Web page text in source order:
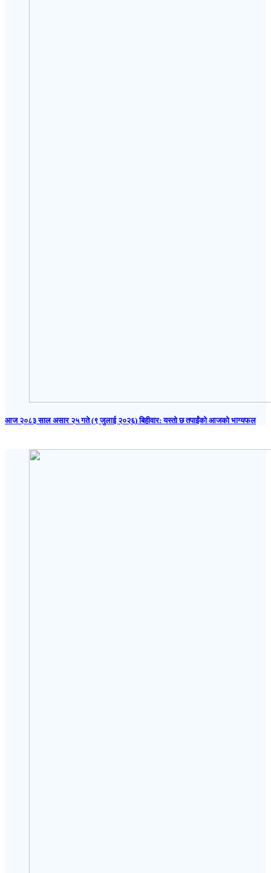
आज २०८३ साल असार २५ गते (९ जुलाई २०२६) बिहीवार: यस्तो छ तपाईंको आजको भाग्यफल